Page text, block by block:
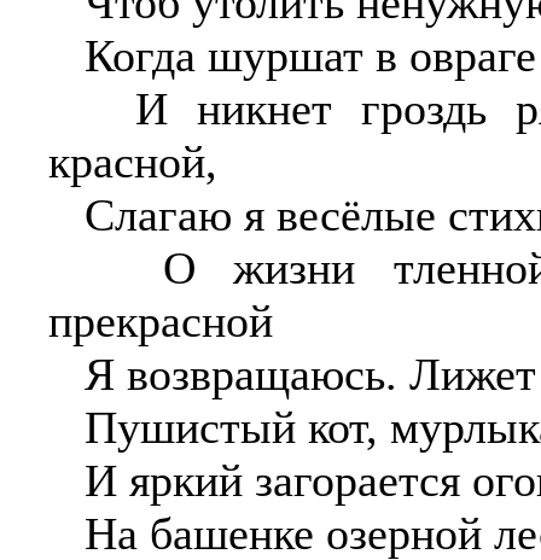
Когда шуршат в
И никнет гроздь
красной,
Слагаю я весёлые
О жизни
прекрасной
Я возвращаюсь. Лижет
Пушистый кот,
И яркий загорается
На башенке озерной